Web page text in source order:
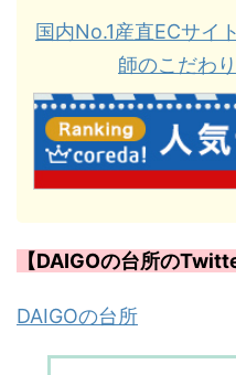
国内No.1産直ECサイ
師のこだわ
【DAIGOの台所の
DAIGOの台所